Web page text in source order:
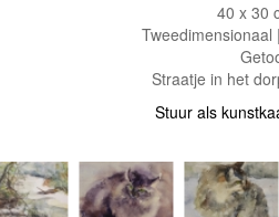
40 x 30
Straatje in het
Stuur als